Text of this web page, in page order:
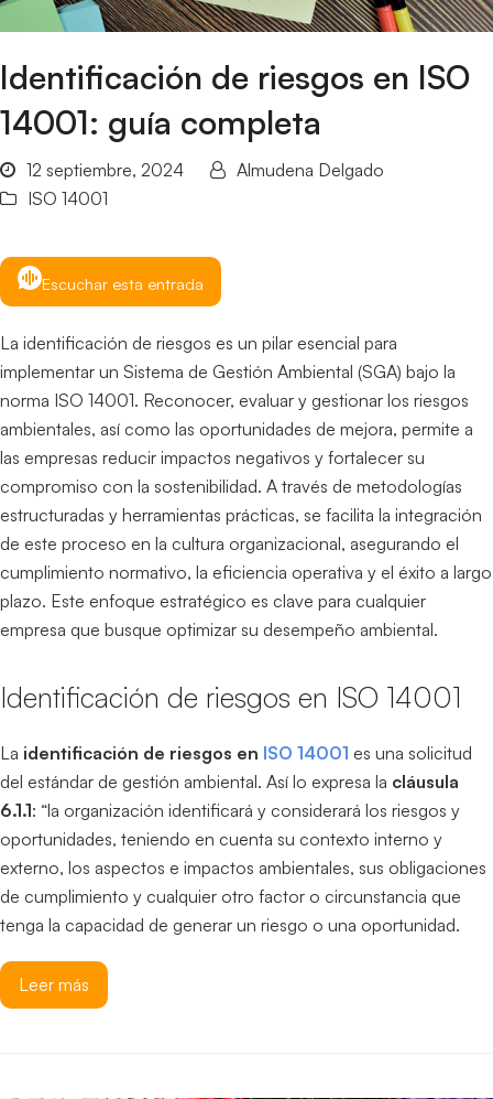
Identificación de riesgos en ISO
14001: guía completa
12 septiembre, 2024
Almudena Delgado
ISO 14001
Escuchar esta entrada
La identificación de riesgos es un pilar esencial para
implementar un Sistema de Gestión Ambiental (SGA) bajo la
norma ISO 14001. Reconocer, evaluar y gestionar los riesgos
ambientales, así como las oportunidades de mejora, permite a
las empresas reducir impactos negativos y fortalecer su
compromiso con la sostenibilidad. A través de metodologías
estructuradas y herramientas prácticas, se facilita la integración
de este proceso en la cultura organizacional, asegurando el
cumplimiento normativo, la eficiencia operativa y el éxito a largo
plazo. Este enfoque estratégico es clave para cualquier
empresa que busque optimizar su desempeño ambiental.
Identificación de riesgos en ISO 14001
La identificación de riesgos en ISO 14001 es una solicitud
del estándar de gestión ambiental. Así lo expresa la cláusula
6.1.1: “la organización identificará y considerará los riesgos y
oportunidades, teniendo en cuenta su contexto interno y
externo, los aspectos e impactos ambientales, sus obligaciones
de cumplimiento y cualquier otro factor o circunstancia que
tenga la capacidad de generar un riesgo o una oportunidad.
Leer más